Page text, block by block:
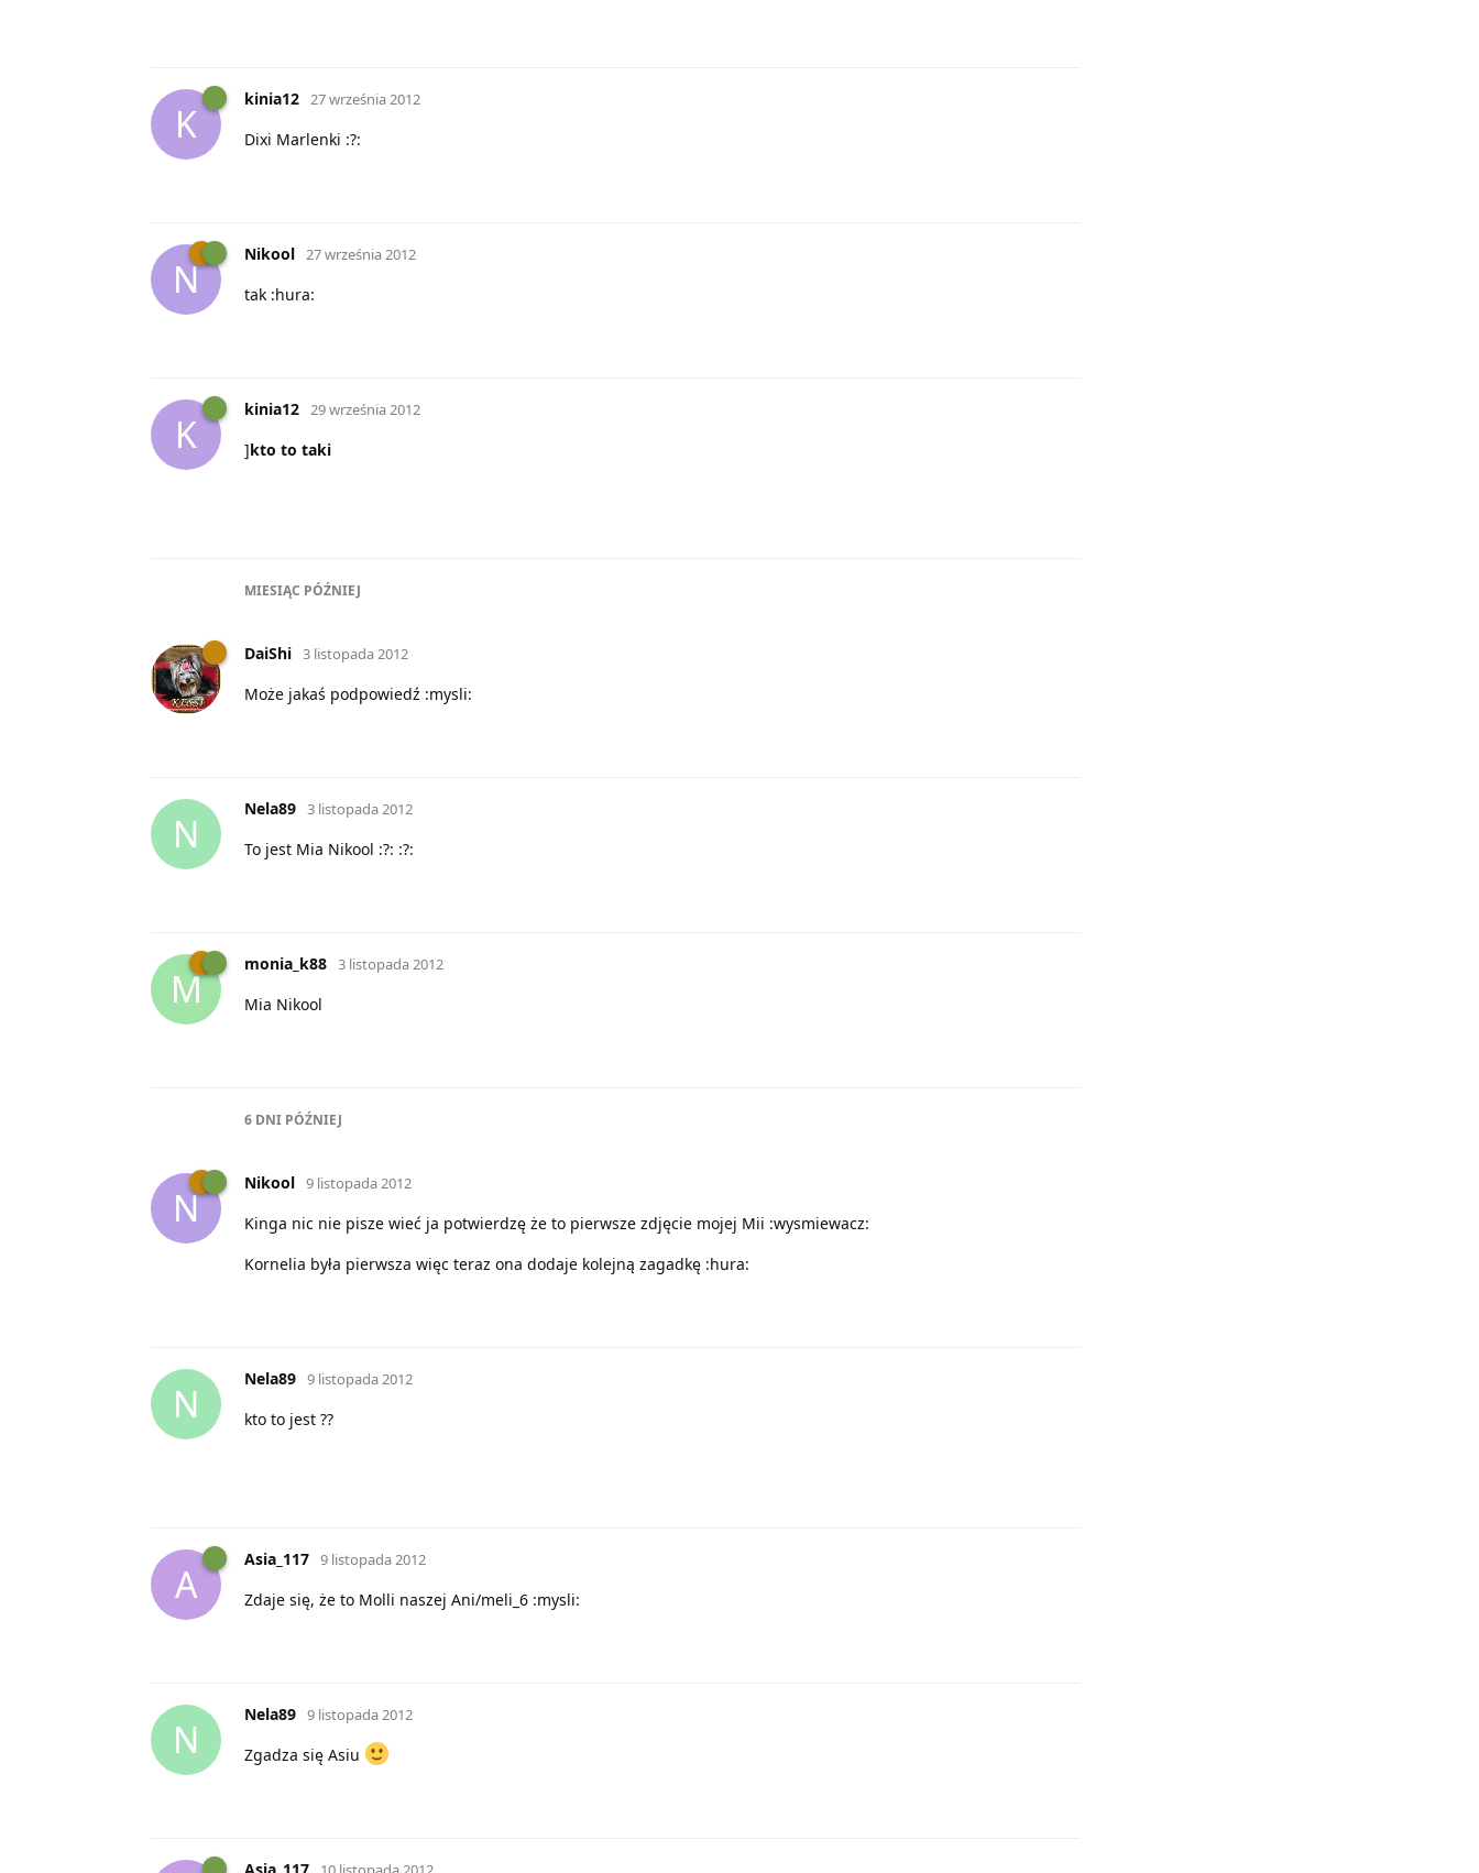
K
kinia12 27 września 2012
Dixi Marlenki :?:
N
Nikool 27 września 2012
tak :hura:
K
kinia12 29 września 2012
]kto to taki
MIESIĄC PÓŹNIEJ
DaiShi 3 listopada 2012
Może jakaś podpowiedź :mysli:
N
Nela89 3 listopada 2012
To jest Mia Nikool :?: :?:
M
monia_k88 3 listopada 2012
Mia Nikool
6 DNI PÓŹNIEJ
N
Nikool 9 listopada 2012
Kinga nic nie pisze wieć ja potwierdzę że to pierwsze zdjęcie mojej Mii :wysmiewacz:
Kornelia była pierwsza więc teraz ona dodaje kolejną zagadkę :hura:
N
Nela89 9 listopada 2012
kto to jest ??
A
Asia_117 9 listopada 2012
Zdaje się, że to Molli naszej Ani/meli_6 :mysli:
N
Nela89 9 listopada 2012
Zgadza się Asiu